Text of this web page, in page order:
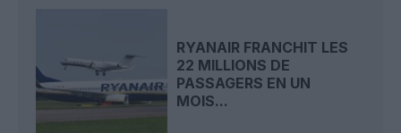
RYANAIR FRANCHIT LES
22 MILLIONS DE
PASSAGERS EN UN
MOIS...